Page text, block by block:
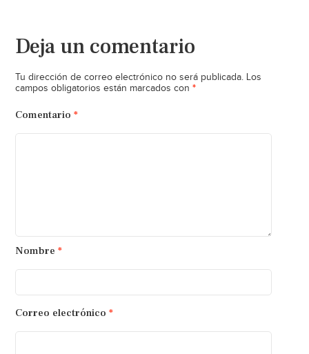
Deja un comentario
Tu dirección de correo electrónico no será publicada. Los
campos obligatorios están marcados con *
Comentario *
Nombre *
Correo electrónico *